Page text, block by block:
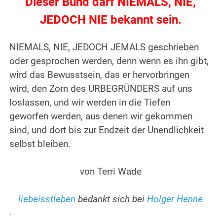
JEDOCH NIE bekannt sein.
NIEMALS, NIE, JEDOCH JEMALS geschrieben
oder gesprochen werden, denn wenn es ihn gibt,
wird das Bewusstsein, das er hervorbringen
wird, den Zorn des URBEGRÜNDERS auf uns
loslassen, und wir werden in die Tiefen
geworfen werden, aus denen wir gekommen
sind, und dort bis zur Endzeit der Unendlichkeit
selbst bleiben.
von Terri Wade
liebeisstleben bedankt sich bei Holger Henne
.